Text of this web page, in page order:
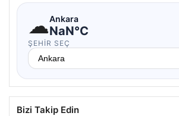
☁Ankara
NaN°C
ŞEHIR SEÇ
Bizi Takip Edin